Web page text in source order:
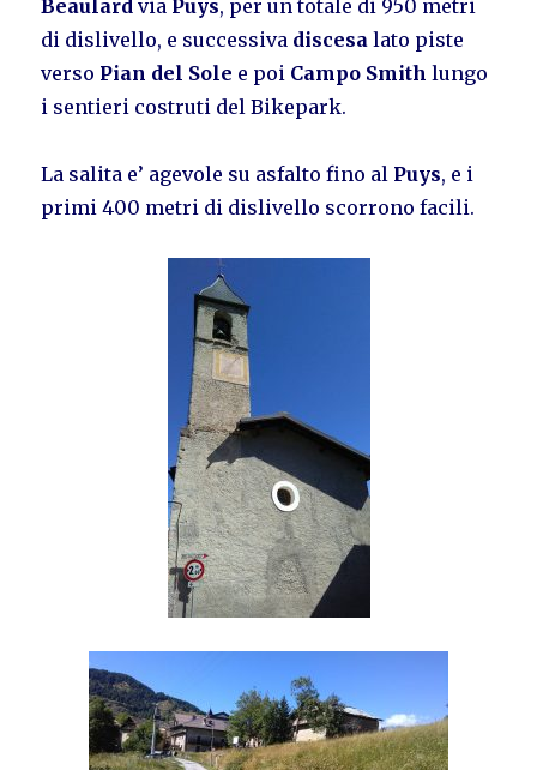
Beaulard via Puys, per un totale di 950 metri
di dislivello, e successiva discesa lato piste
verso Pian del Sole e poi Campo Smith lungo
i sentieri costruti del Bikepark.
La salita e’ agevole su asfalto fino al Puys, e i
primi 400 metri di dislivello scorrono facili.